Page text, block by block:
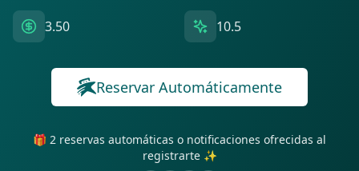
3.50 10.5
Reservar Automáticamente
🎁 2 reservas automáticas o notificaciones ofrecidas al
registrarte ✨